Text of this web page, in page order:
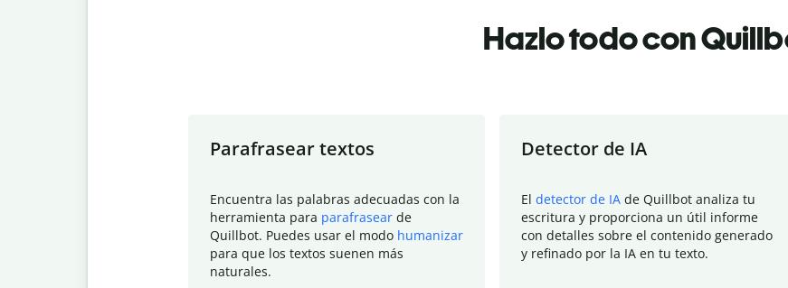
Hazlo todo con
Parafrasear textos
Encuentra las palabras adecuadas con la
herramienta para parafrasear de
Quillbot. Puedes usar el modo humanizar
para que los textos suenen más
naturales.
Detector de IA
El detector de IA de Quillbot analiza tu
escritura y proporciona un útil informe
con detalles sobre el contenido generado
y refinado por la IA en tu texto.